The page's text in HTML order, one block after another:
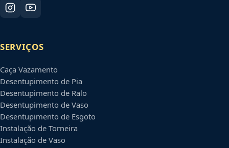
SERVIÇOS
Caça Vazamento
Desentupimento de Pia
Desentupimento de Ralo
Desentupimento de Vaso
Desentupimento de Esgoto
Instalação de Torneira
Instalação de Vaso